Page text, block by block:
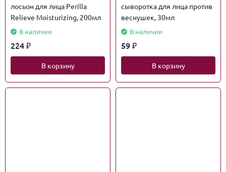
лосьон для лица Perilla
Relieve Moisturizing, 200мл
В наличии
224 ₽
В корзину
сыворотка для лица против
веснушек, 30мл
В наличии
59 ₽
В корзину